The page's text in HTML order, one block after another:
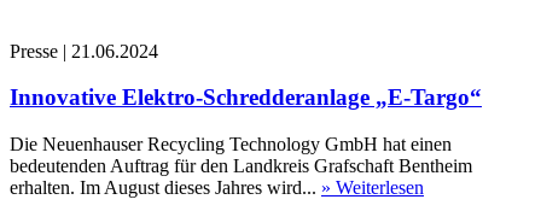
Presse | 21.06.2024
Innovative Elektro-Schredderanlage „E-Targo“
Die Neuenhauser Recycling Technology GmbH hat einen
bedeutenden Auftrag für den Landkreis Grafschaft Bentheim
erhalten. Im August dieses Jahres wird... » Weiterlesen